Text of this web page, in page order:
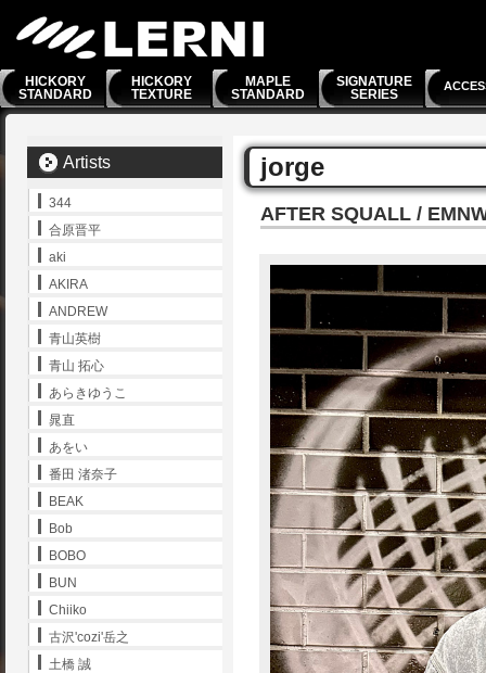
HICKORY
STANDARD
HICKORY
TEXTURE
MAPLE
STANDARD
SIGNATURE
SERIES
jorge
AFTER SQUALL /
Artists
344
合原晋平
aki
AKIRA
ANDREW
青山英樹
青山 拓心
あらきゆうこ
晁直
あをい
番田 渚奈子
BEAK
Bob
BOBO
BUN
Chiiko
古沢'cozi'岳之
土橋 誠